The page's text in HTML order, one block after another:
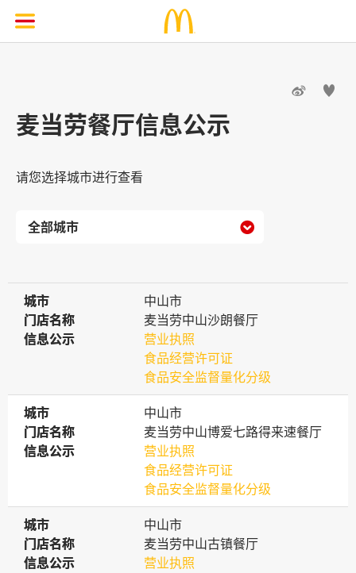
 
麦当劳餐厅信息公示
请您选择城市进行查看

城市
城市
中山市
门店名称
门店名称
麦当劳中山沙朗餐厅
信息公示
信息公示
营业执照
食品经营许可证
食品安全监督量化分级
城市
城市
中山市
门店名称
门店名称
麦当劳中山博爱七路得来速餐厅
信息公示
信息公示
营业执照
食品经营许可证
食品安全监督量化分级
城市
城市
中山市
门店名称
门店名称
麦当劳中山古镇餐厅
信息公示
信息公示
营业执照